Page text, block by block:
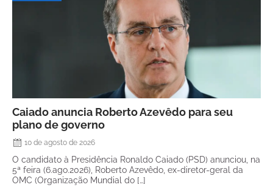
Caiado anuncia Roberto Azevêdo para seu
plano de governo
10 de agosto de 2026
O candidato à Presidência Ronaldo Caiado (PSD) anunciou, na
5ª feira (6.ago.2026), Roberto Azevêdo, ex-diretor-geral da
OMC (Organização Mundial do […]